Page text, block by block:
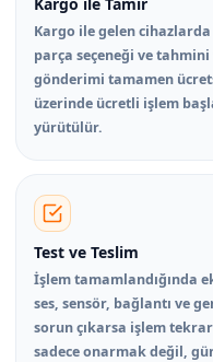
Kargo ile gelen
parça seçeneği ve
gönderimi tamamen
üzerinde ücretli işlem
yürütülür.
Test ve Teslim
İşlem tamamlandığında
ses, sensör, bağlantı ve
sorun çıkarsa işlem
sadece onarmak değil,